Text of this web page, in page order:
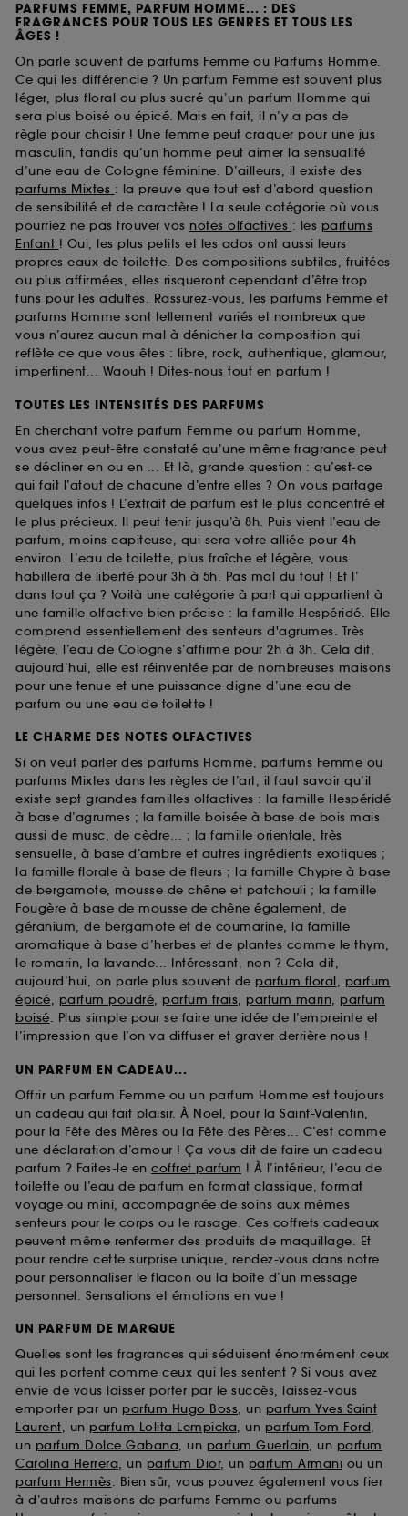
PARFUMS FEMME, PARFUM HOMME... : DES
FRAGRANCES POUR TOUS LES GENRES ET TOUS LES
ÂGES !
On parle souvent de parfums Femme ou Parfums Homme.
Ce qui les différencie ? Un parfum Femme est souvent plus
léger, plus floral ou plus sucré qu’un parfum Homme qui
sera plus boisé ou épicé. Mais en fait, il n’y a pas de
règle pour choisir ! Une femme peut craquer pour une jus
masculin, tandis qu’un homme peut aimer la sensualité
d’une eau de Cologne féminine. D’ailleurs, il existe des
parfums Mixtes : la preuve que tout est d’abord question
de sensibilité et de caractère ! La seule catégorie où vous
pourriez ne pas trouver vos notes olfactives : les parfums
Enfant ! Oui, les plus petits et les ados ont aussi leurs
propres eaux de toilette. Des compositions subtiles, fruitées
ou plus affirmées, elles risqueront cependant d’être trop
funs pour les adultes. Rassurez-vous, les parfums Femme et
parfums Homme sont tellement variés et nombreux que
vous n’aurez aucun mal à dénicher la composition qui
reflète ce que vous êtes : libre, rock, authentique, glamour,
impertinent... Waouh ! Dites-nous tout en parfum !
TOUTES LES INTENSITÉS DES PARFUMS
En cherchant votre parfum Femme ou parfum Homme,
vous avez peut-être constaté qu’une même fragrance peut
se décliner en ou en ... Et là, grande question : qu’est-ce
qui fait l’atout de chacune d’entre elles ? On vous partage
quelques infos ! L’extrait de parfum est le plus concentré et
le plus précieux. Il peut tenir jusqu’à 8h. Puis vient l’eau de
parfum, moins capiteuse, qui sera votre alliée pour 4h
environ. L’eau de toilette, plus fraîche et légère, vous
habillera de liberté pour 3h à 5h. Pas mal du tout ! Et l’
dans tout ça ? Voilà une catégorie à part qui appartient à
une famille olfactive bien précise : la famille Hespéridé. Elle
comprend essentiellement des senteurs d'agrumes. Très
légère, l’eau de Cologne s’affirme pour 2h à 3h. Cela dit,
aujourd’hui, elle est réinventée par de nombreuses maisons
pour une tenue et une puissance digne d’une eau de
parfum ou une eau de toilette !
LE CHARME DES NOTES OLFACTIVES
Si on veut parler des parfums Homme, parfums Femme ou
parfums Mixtes dans les règles de l’art, il faut savoir qu’il
existe sept grandes familles olfactives : la famille Hespéridé
à base d’agrumes ; la famille boisée à base de bois mais
aussi de musc, de cèdre... ; la famille orientale, très
sensuelle, à base d’ambre et autres ingrédients exotiques ;
la famille florale à base de fleurs ; la famille Chypre à base
de bergamote, mousse de chêne et patchouli ; la famille
Fougère à base de mousse de chêne également, de
géranium, de bergamote et de coumarine, la famille
aromatique à base d’herbes et de plantes comme le thym,
le romarin, la lavande... Intéressant, non ? Cela dit,
aujourd’hui, on parle plus souvent de parfum floral, parfum
épicé, parfum poudré, parfum frais, parfum marin, parfum
boisé. Plus simple pour se faire une idée de l’empreinte et
l’impression que l’on va diffuser et graver derrière nous !
UN PARFUM EN CADEAU...
Offrir un parfum Femme ou un parfum Homme est toujours
un cadeau qui fait plaisir. À Noël, pour la Saint-Valentin,
pour la Fête des Mères ou la Fête des Pères... C’est comme
une déclaration d’amour ! Ça vous dit de faire un cadeau
parfum ? Faites-le en coffret parfum ! À l’intérieur, l’eau de
toilette ou l’eau de parfum en format classique, format
voyage ou mini, accompagnée de soins aux mêmes
senteurs pour le corps ou le rasage. Ces coffrets cadeaux
peuvent même renfermer des produits de maquillage. Et
pour rendre cette surprise unique, rendez-vous dans notre
pour personnaliser le flacon ou la boîte d’un message
personnel. Sensations et émotions en vue !
UN PARFUM DE MARQUE
Quelles sont les fragrances qui séduisent énormément ceux
qui les portent comme ceux qui les sentent ? Si vous avez
envie de vous laisser porter par le succès, laissez-vous
emporter par un parfum Hugo Boss, un parfum Yves Saint
Laurent, un parfum Lolita Lempicka, un parfum Tom Ford,
un parfum Dolce Gabana, un parfum Guerlain, un parfum
Carolina Herrera, un parfum Dior, un parfum Armani ou un
parfum Hermès. Bien sûr, vous pouvez également vous fier
à d’autres maisons de parfums Femme ou parfums